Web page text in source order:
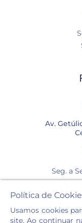
Av.
Seg. a
Política de
Usamos cookies
site. Ao continuar